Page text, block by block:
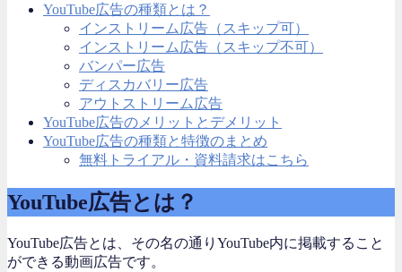
YouTube広告の種類とは？
インストリーム広告（スキップ可）
インストリーム広告（スキップ不可）
バンパー広告
ディスカバリー広告
アウトストリーム広告
YouTube広告のメリットとデメリット
YouTube広告の種類と特徴のまとめ
無料トライアル・資料請求はこちら
YouTube広告とは？
YouTube広告とは、その名の通りYouTube内に掲載すること
ができる動画広告です。